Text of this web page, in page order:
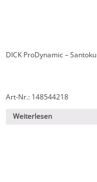
DICK ProDynamic – Santoku
Art-Nr.: 148544218
Weiterlesen